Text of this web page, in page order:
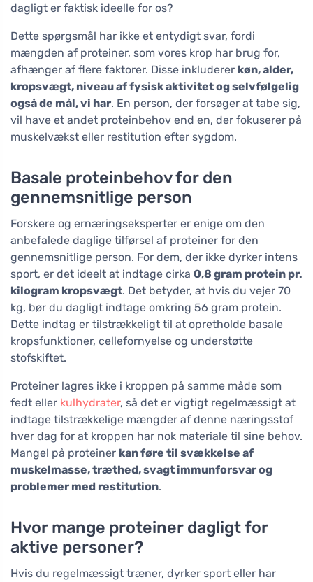
dagligt er faktisk ideelle for os?
Dette spørgsmål har ikke et entydigt svar, fordi
mængden af proteiner, som vores krop har brug for,
afhænger af flere faktorer. Disse inkluderer køn, alder,
kropsvægt, niveau af fysisk aktivitet og selvfølgelig
også de mål, vi har. En person, der forsøger at tabe sig,
vil have et andet proteinbehov end en, der fokuserer på
muskelvækst eller restitution efter sygdom.
Basale proteinbehov for den
gennemsnitlige person
Forskere og ernæringseksperter er enige om den
anbefalede daglige tilførsel af proteiner for den
gennemsnitlige person. For dem, der ikke dyrker intens
sport, er det ideelt at indtage cirka 0,8 gram protein pr.
kilogram kropsvægt. Det betyder, at hvis du vejer 70
kg, bør du dagligt indtage omkring 56 gram protein.
Dette indtag er tilstrækkeligt til at opretholde basale
kropsfunktioner, cellefornyelse og understøtte
stofskiftet.
Proteiner lagres ikke i kroppen på samme måde som
fedt eller kulhydrater, så det er vigtigt regelmæssigt at
indtage tilstrækkelige mængder af denne næringsstof
hver dag for at kroppen har nok materiale til sine behov.
Mangel på proteiner kan føre til svækkelse af
muskelmasse, træthed, svagt immunforsvar og
problemer med restitution.
Hvor mange proteiner dagligt for
aktive personer?
Hvis du regelmæssigt træner, dyrker sport eller har